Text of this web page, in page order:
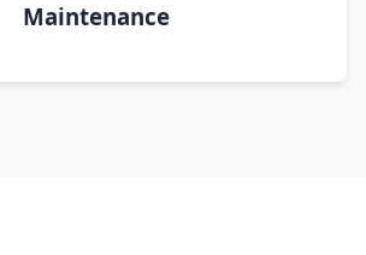
Maintenance